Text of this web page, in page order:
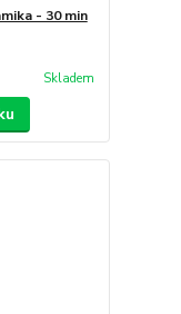
- 30 min
Skladem